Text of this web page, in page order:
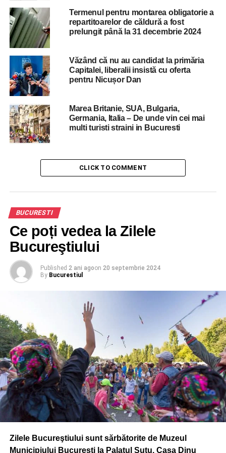
DON'T MISS
Institutiile publice fac un apel catre bucuresteni:
NU DATI BANI cersetorilor, nici de Boboteaza!
Termenul pentru montarea obligatorie a
repartitoarelor de căldură a fost
prelungit până la 31 decembrie 2024
Văzând că nu au candidat la primăria
Capitalei, liberalii insistă cu oferta
pentru Nicușor Dan
Marea Britanie, SUA, Bulgaria,
Germania, Italia – De unde vin cei mai
multi turisti straini in Bucuresti
CLICK TO COMMENT
BUCURESTI
Ce poți vedea la Zilele
Bucureştiului
Published 2 ani agoon 20 septembrie 2024
By Bucurestiul
Zilele Bucureştiului sunt sărbătorite de Muzeul
Municipiului Bucureşti la Palatul Suţu, Casa Dinu